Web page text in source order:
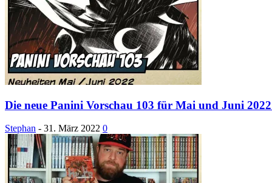
Die neue Panini Vorschau 103 für Mai und Juni
Stephan - 31. März 2022 0